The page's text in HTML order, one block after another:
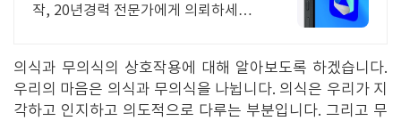
작, 20년경력 전문가에게 의뢰하세요
의식과 무의식의 상호작용에 대해 알아보도록 하겠습니다.
우리의 마음은 의식과 무의식을 나뉩니다. 의식은 우리가 지
각하고 인지하고 의도적으로 다루는 부분입니다. 그리고 무